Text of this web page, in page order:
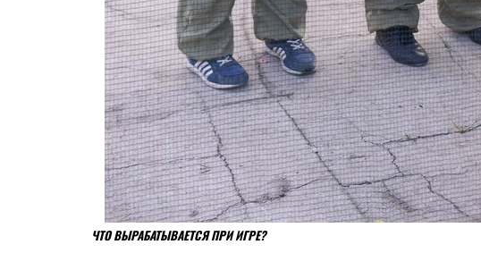
ЧТО ВЫРАБАТЫВАЕТСЯ ПРИ ИГРЕ?